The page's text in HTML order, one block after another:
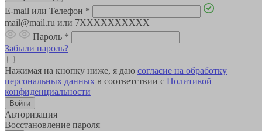
E-mail или Телефон *
mail@mail.ru или 7XXXXXXXXXX
Пароль *
Забыли пароль?
Нажимая на кнопку ниже, я даю согласие на обработку
персональных данных в соответствии с Политикой
конфиденциальности
Авторизация
Восстановление пароля